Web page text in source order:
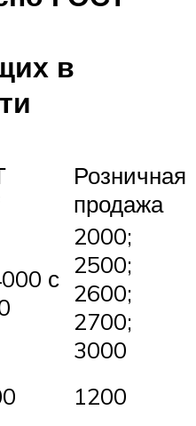
в
Розничная
продажа
с
2000;
2500;
2600;
2700;
3000
1200